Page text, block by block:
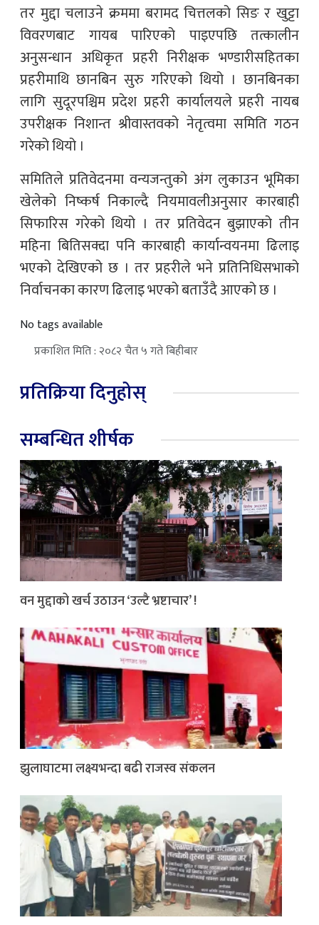
तर मुद्दा चलाउने क्रममा बरामद चित्तलको सिङ र खुट्टा
विवरणबाट गायब पारिएको पाइएपछि तत्कालीन
अनुसन्धान अधिकृत प्रहरी निरीक्षक भण्डारीसहितका
प्रहरीमाथि छानबिन सुरु गरिएको थियो । छानबिनका
लागि सुदूरपश्चिम प्रदेश प्रहरी कार्यालयले प्रहरी नायब
उपरीक्षक निशान्त श्रीवास्तवको नेतृत्वमा समिति गठन
गरेको थियो ।
समितिले प्रतिवेदनमा वन्यजन्तुको अंग लुकाउन भूमिका
खेलेको निष्कर्ष निकाल्दै नियमावलीअनुसार कारबाही
सिफारिस गरेको थियो । तर प्रतिवेदन बुझाएको तीन
महिना बितिसक्दा पनि कारबाही कार्यान्वयनमा ढिलाइ
भएको देखिएको छ । तर प्रहरीले भने प्रतिनिधिसभाको
निर्वाचनका कारण ढिलाइ भएको बताउँदै आएको छ ।
No tags available
प्रकाशित मिति : २०८२ चैत ५ गते बिहीबार
प्रतिक्रिया दिनुहोस्
सम्बन्धित शीर्षक
वन मुद्दाको खर्च उठाउन ‘उल्टै भ्रष्टाचार’ !
झुलाघाटमा लक्ष्यभन्दा बढी राजस्व संकलन